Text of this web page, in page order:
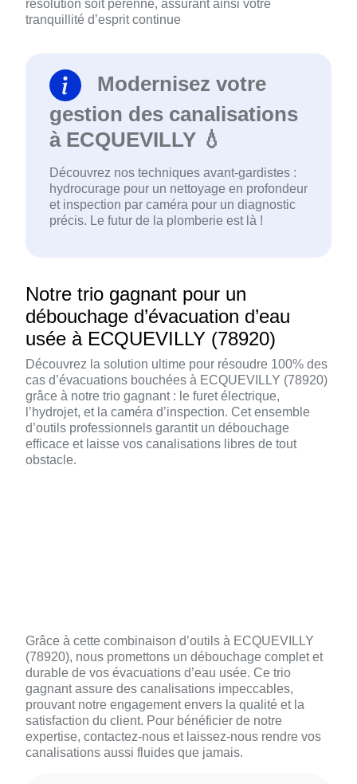
résolution soit pérenne, assurant ainsi votre
tranquillité d’esprit continue
Modernisez votre
gestion des canalisations
à ECQUEVILLY 💧
Découvrez nos techniques avant-gardistes :
hydrocurage pour un nettoyage en profondeur
et inspection par caméra pour un diagnostic
précis. Le futur de la plomberie est là !
Notre trio gagnant pour un
débouchage d’évacuation d’eau
usée à ECQUEVILLY (78920)
Découvrez la solution ultime pour résoudre 100% des
cas d’évacuations bouchées à ECQUEVILLY (78920)
grâce à notre trio gagnant : le furet électrique,
l’hydrojet, et la caméra d’inspection. Cet ensemble
d’outils professionnels garantit un débouchage
efficace et laisse vos canalisations libres de tout
obstacle.
Grâce à cette combinaison d’outils à ECQUEVILLY
(78920), nous promettons un débouchage complet et
durable de vos évacuations d’eau usée. Ce trio
gagnant assure des canalisations impeccables,
prouvant notre engagement envers la qualité et la
satisfaction du client. Pour bénéficier de notre
expertise, contactez-nous et laissez-nous rendre vos
canalisations aussi fluides que jamais.